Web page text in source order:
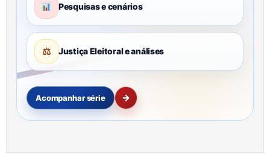
Pesquisas e cenários
⚖ Justiça Eleitoral e análises
Acompanhar série →